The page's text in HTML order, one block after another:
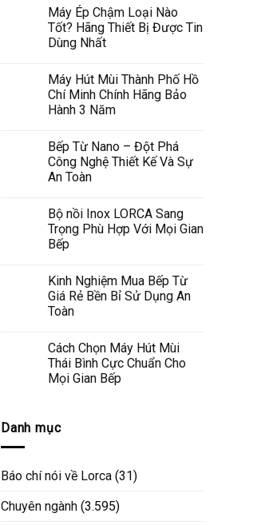
Máy Ép Chậm Loại Nào
Tốt? Hãng Thiết Bị Được Tin
Dùng Nhất
Máy Hút Mùi Thành Phố Hồ
Chí Minh Chính Hãng Bảo
Hành 3 Năm
Bếp Từ Nano – Đột Phá
Công Nghệ Thiết Kế Và Sự
An Toàn
Bộ nồi Inox LORCA Sang
Trọng Phù Hợp Với Mọi Gian
Bếp
Kinh Nghiệm Mua Bếp Từ
Giá Rẻ Bền Bỉ Sử Dụng An
Toàn
Cách Chọn Máy Hút Mùi
Thái Bình Cực Chuẩn Cho
Mọi Gian Bếp
Danh mục
Báo chí nói về Lorca (31)
Chuyên ngành (3.595)